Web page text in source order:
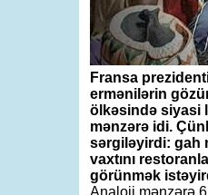
Fransa
ermənilərin
ölkəsində siyasi
mənzərə idi.
sərgiləyirdi: gah
vaxtını
görünmək
Analoji mənzərə